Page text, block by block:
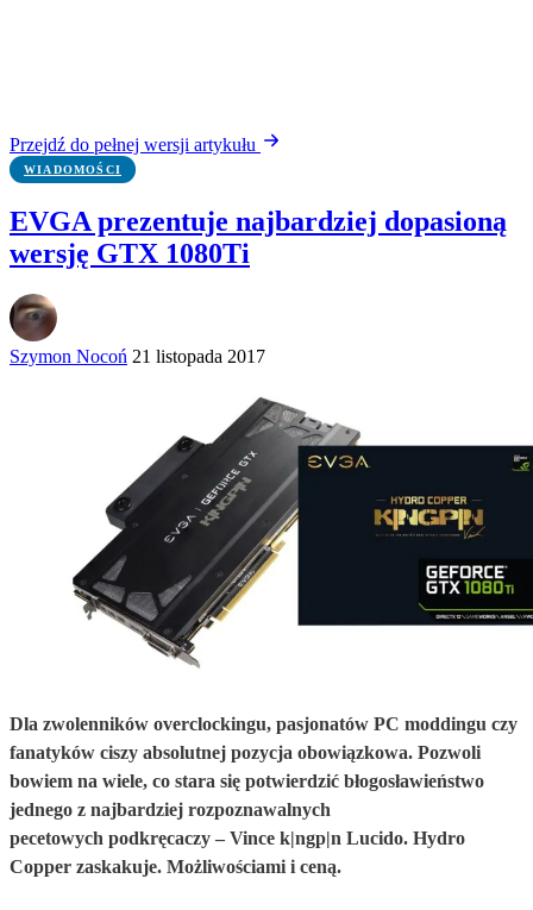
Przejdź do pełnej wersji artykułu
WIADOMOŚCI
EVGA prezentuje najbardziej dopasioną
wersję GTX 1080Ti
Szymon Nocoń 21 listopada 2017
Dla zwolenników overclockingu, pasjonatów PC moddingu czy
fanatyków ciszy absolutnej pozycja obowiązkowa. Pozwoli
bowiem na wiele, co stara się potwierdzić błogosławieństwo
jednego z najbardziej rozpoznawalnych
pecetowych podkręcaczy – Vince k|ngp|n Lucido. Hydro
Copper zaskakuje. Możliwościami i ceną.